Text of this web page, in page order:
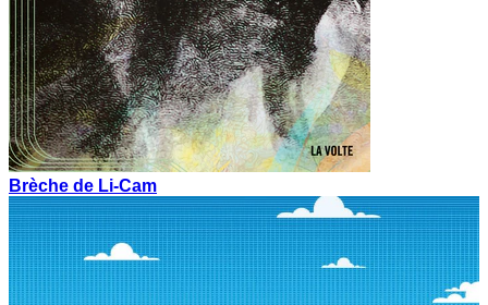
Brèche de Li-Cam